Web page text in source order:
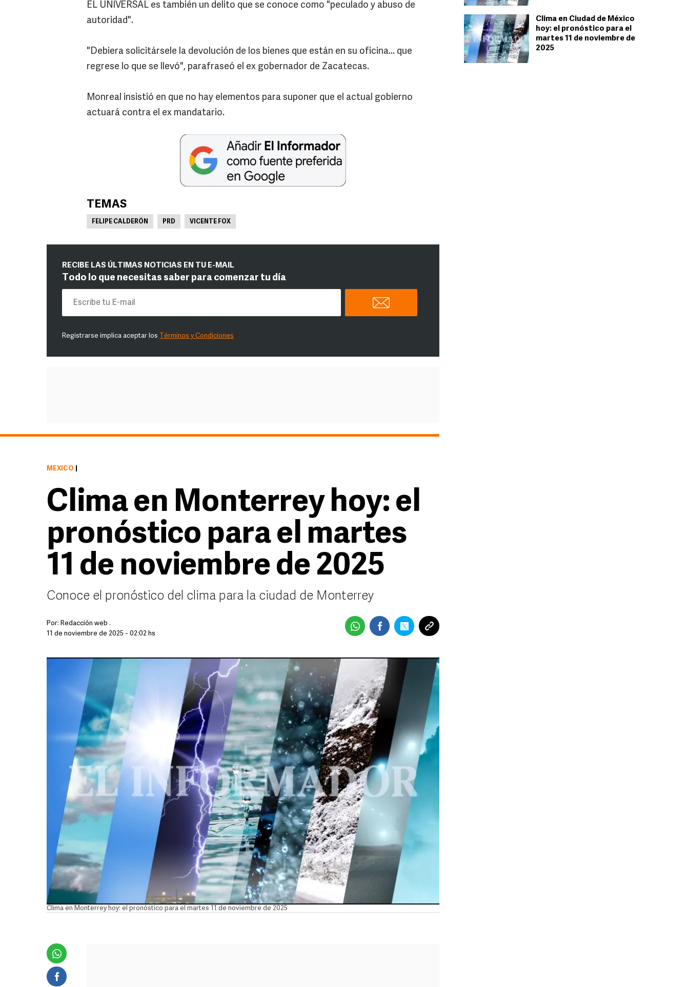
Clima en Ciudad de México
hoy: el pronóstico para el
martes 11 de noviembre de
2025
EL UNIVERSAL es también un delito que se conoce como "peculado y abuso de
autoridad".
"Debiera solicitársele la devolución de los bienes que están en su oficina... que
regrese lo que se llevó", parafraseó el ex gobernador de Zacatecas.
Monreal insistió en que no hay elementos para suponer que el actual gobierno
actuará contra el ex mandatario.
TEMAS
FELIPE CALDERÓN PRD VICENTE FOX
RECIBE LAS ÚLTIMAS NOTICIAS EN TU E-MAIL
Todo lo que necesitas saber para comenzar tu día
Registrarse implica aceptar los Términos y Condiciones
MÉXICO
Clima en Monterrey hoy: el
pronóstico para el martes
11 de noviembre de 2025
Conoce el pronóstico del clima para la ciudad de Monterrey
Por: Redacción web .
11 de noviembre de 2025 - 02:02 hs
Clima en Monterrey hoy: el pronóstico para el martes 11 de noviembre de 2025